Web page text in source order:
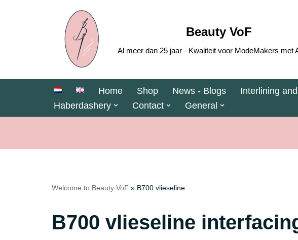
Beauty VoF
Al meer dan 25 jaar - Kwaliteit voor ModeMakers met
Home Shop News - Blogs Interlining
Haberdashery
Contact General
Welcome to Beauty VoF » B700 vlieseline
B700 vlieseline